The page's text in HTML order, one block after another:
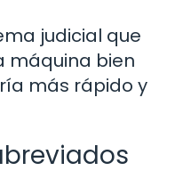
judicial que
máquina bien
más rápido y